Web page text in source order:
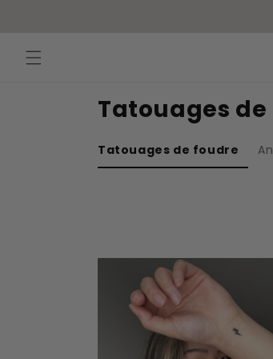
Tatouages
Tatouages de foudre